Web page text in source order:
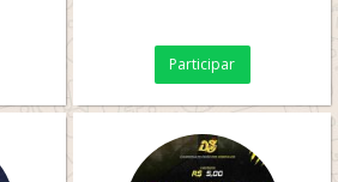
Participar